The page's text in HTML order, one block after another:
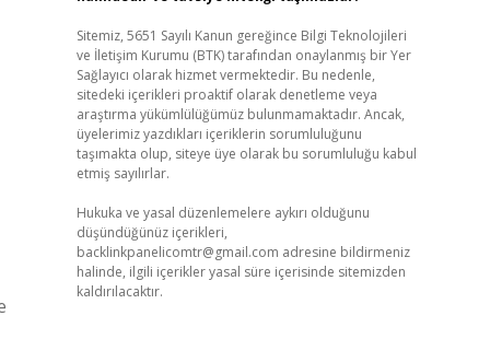
Sitemiz, 5651 Sayılı Kanun gereğince Bilgi Teknolojileri
ve İletişim Kurumu (BTK) tarafından onaylanmış bir Yer
Sağlayıcı olarak hizmet vermektedir. Bu nedenle,
sitedeki içerikleri proaktif olarak denetleme veya
araştırma yükümlülüğümüz bulunmamaktadır. Ancak,
üyelerimiz yazdıkları içeriklerin sorumluluğunu
taşımakta olup, siteye üye olarak bu sorumluluğu kabul
etmiş sayılırlar.
Hukuka ve yasal düzenlemelere aykırı olduğunu
düşündüğünüz içerikleri,
backlinkpanelicomtr@gmail.com adresine bildirmeniz
halinde, ilgili içerikler yasal süre içerisinde sitemizden
kaldırılacaktır.